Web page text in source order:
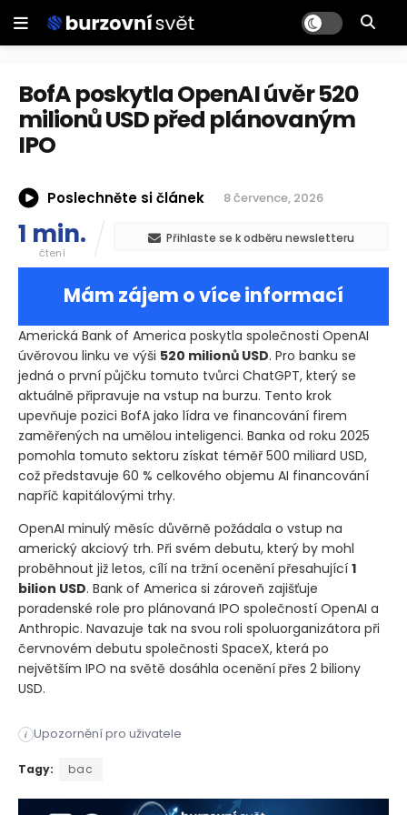
BofA poskytla OpenAI úvěr 520
milionů USD před plánovaným
IPO
Poslechněte si článek 8 července, 2026
1 min.
čtení
Přihlaste se k odběru newsletteru
Mám zájem o více informací
Americká Bank of America poskytla společnosti OpenAI
úvěrovou linku ve výši 520 milionů USD. Pro banku se
jedná o první půjčku tomuto tvůrci ChatGPT, který se
aktuálně připravuje na vstup na burzu. Tento krok
upevňuje pozici BofA jako lídra ve financování firem
zaměřených na umělou inteligenci. Banka od roku 2025
pomohla tomuto sektoru získat téměř 500 miliard USD,
což představuje 60 % celkového objemu AI financování
napříč kapitálovými trhy.
OpenAI minulý měsíc důvěrně požádala o vstup na
americký akciový trh. Při svém debutu, který by mohl
proběhnout již letos, cílí na tržní ocenění přesahující 1
bilion USD. Bank of America si zároveň zajišťuje
poradenské role pro plánovaná IPO společností OpenAI a
Anthropic. Navazuje tak na svou roli spoluorganizátora při
červnovém debutu společnosti SpaceX, která po
největším IPO na světě dosáhla ocenění přes 2 biliony
USD.
i Upozornění pro uživatele
Americká Bank of America poskytla společnosti OpenAI
Tagy: bac